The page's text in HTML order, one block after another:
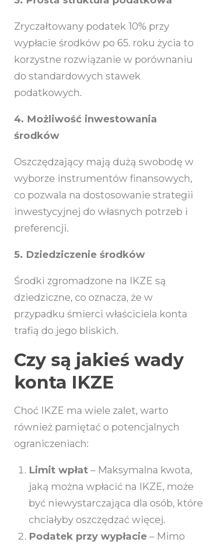
Zryczałtowany podatek 10% przy
wypłacie środków po 65. roku życia to
korzystne rozwiązanie w porównaniu
do standardowych stawek
podatkowych.
4. Możliwość inwestowania
środków
Oszczędzający mają dużą swobodę w
wyborze instrumentów finansowych,
co pozwala na dostosowanie strategii
inwestycyjnej do własnych potrzeb i
preferencji.
5. Dziedziczenie środków
Środki zgromadzone na IKZE są
dziedziczne, co oznacza, że w
przypadku śmierci właściciela konta
trafią do jego bliskich.
Czy są jakieś wady
konta IKZE
Choć IKZE ma wiele zalet, warto
również pamiętać o potencjalnych
ograniczeniach:
Limit wpłat – Maksymalna kwota,
jaką można wpłacić na IKZE, może
być niewystarczająca dla osób, które
chciałyby oszczędzać więcej.
Podatek przy wypłacie – Mimo